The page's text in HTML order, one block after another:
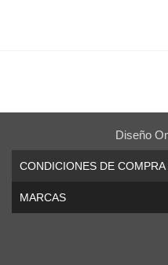
Diseño
CONDICIONES DE COMPRA
MARCAS